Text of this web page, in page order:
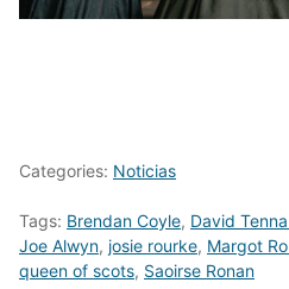
Categories: Noticias
Tags: Brendan Coyle, David
Joe Alwyn, josie rourke, Margot
queen of scots, Saoirse Ronan